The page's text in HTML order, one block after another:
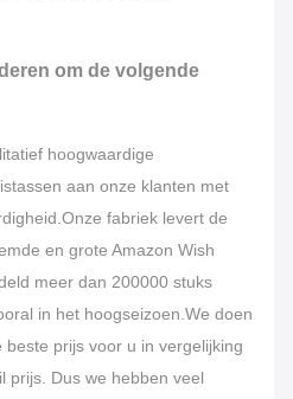
om de volgende
hoogwaardige
aan onze klanten met
fabriek levert de
en grote Amazon Wish
meer dan 200000 stuks
in het hoogseizoen. We doen
beste prijs voor u in vergelijking
prijs. Dus we hebben veel